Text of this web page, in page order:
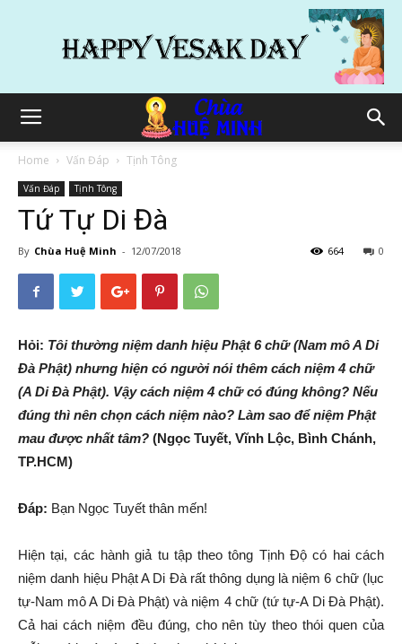
Home Vấn Đáp Tịnh Tông
Vấn Đáp Tịnh Tông
Tứ Tự Di Đà
By Chùa Huệ Minh - 12/07/2018 0
664
Hỏi: Tôi thường niệm danh hiệu Phật 6 chữ (Nam mô A Di
Đà Phật) nhưng hiện có người nói thêm cách niệm 4 chữ
(A Di Đà Phật). Vậy cách niệm 4 chữ có đúng không? Nếu
đúng thì nên chọn cách niệm nào? Làm sao để niệm Phật
mau được nhất tâm? (Ngọc Tuyết, Vĩnh Lộc, Bình Chánh,
TP.HCM)
Đáp: Bạn Ngọc Tuyết thân mến!
Hiện tại, các hành giả tu tập theo tông Tịnh Độ có hai cách
niệm danh hiệu Phật A Di Đà rất thông dụng là niệm 6 chữ (lục
tự-Nam mô A Di Đà Phật) và niệm 4 chữ (tứ tự-A Di Đà Phật).
Cả hai cách niệm đều đúng, cho nên tùy theo thói quen của